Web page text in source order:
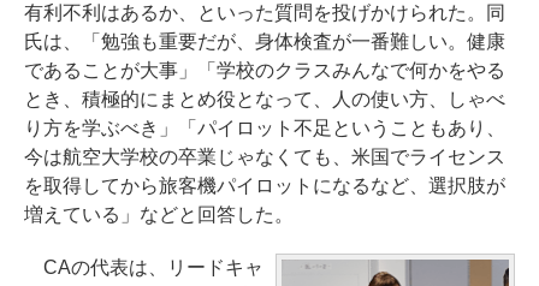
有利不利はあるか、といった質問を投げかけられた。同
氏は、「勉強も重要だが、身体検査が一番難しい。健康
であることが大事」「学校のクラスみんなで何かをやる
とき、積極的にまとめ役となって、人の使い方、しゃべ
り方を学ぶべき」「パイロット不足ということもあり、
今は航空大学校の卒業じゃなくても、米国でライセンス
を取得してから旅客機パイロットになるなど、選択肢が
増えている」などと回答した。
CAの代表は、リードキャ